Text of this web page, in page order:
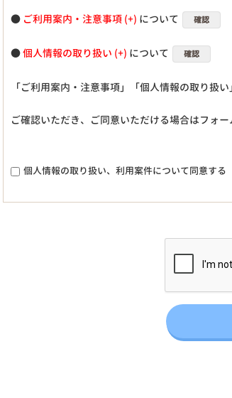
● ご利用案内・注意事項 について 確認
●個人情報の取り扱い について 確認
「ご利用案内・注意事項」「個人情報の取り扱
ご確認いただき、ご同意いただける場合はフォ
個人情報の取り扱い、利用案件について同意する